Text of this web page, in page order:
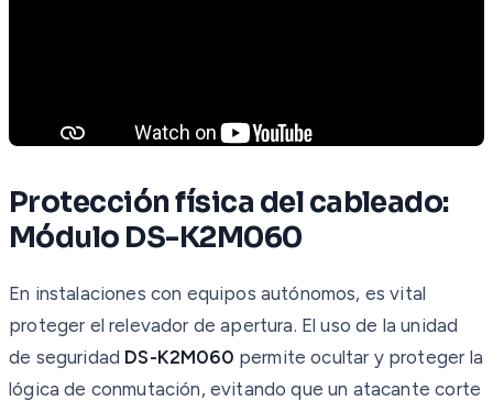
Protección física del cableado:
Módulo DS-K2M060
En instalaciones con equipos autónomos, es vital
proteger el relevador de apertura. El uso de la unidad
de seguridad DS-K2M060 permite ocultar y proteger la
lógica de conmutación, evitando que un atacante corte